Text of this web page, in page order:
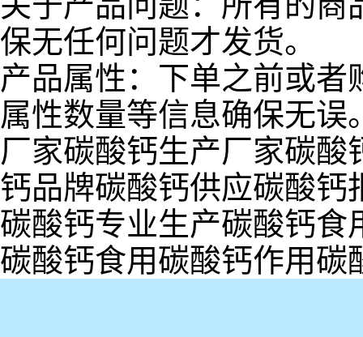
保无任何问题才发货。
产品属性：下单之前或
属性数量等信息确保无误
厂家碳酸钙生产厂家碳
钙品牌碳酸钙供应碳酸钙
碳酸钙专业生产碳酸钙
碳酸钙食用碳酸钙作用碳